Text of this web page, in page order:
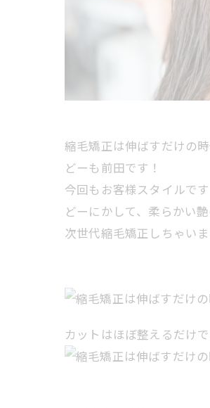
縮毛矯正は伸ばすだけの時
どーも前田です！
今回もお客様スタイルです
どーにかして、柔らかい
次世代縮毛矯正しちゃいま
カットはほぼ整えるだけ